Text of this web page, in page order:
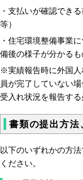
・支払いが確認でき
等）
・ 住宅環境整備事業
備後の様子が分かるも
※実績報告時に外国
員が完了していない
受入れ状況を報告する
書類の提出方法
以下のいずれかの方
ください。